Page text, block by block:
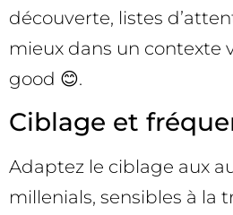
découverte, listes
mieux dans un contexte
good 😊.
Ciblage et
Adaptez le ciblage aux
millenials, sensibles à la